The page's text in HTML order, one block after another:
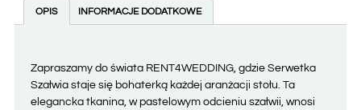
OPIS INFORMACJE DODATKOWE
Zapraszamy do świata RENT4WEDDING, gdzie Serwetka
Szałwia staje się bohaterką każdej aranżacji stołu. Ta
elegancka tkanina, w pastelowym odcieniu szałwii, wnosi